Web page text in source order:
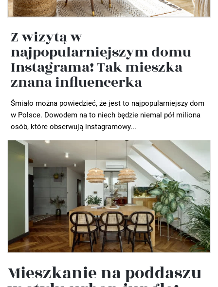
Z wizytą w
najpopularniejszym domu
Instagrama! Tak mieszka
znana influencerka
Śmiało można powiedzieć, że jest to najpopularniejszy dom
w Polsce. Dowodem na to niech będzie niemal pół miliona
osób, które obserwują instagramowy...
Mieszkanie na poddaszu